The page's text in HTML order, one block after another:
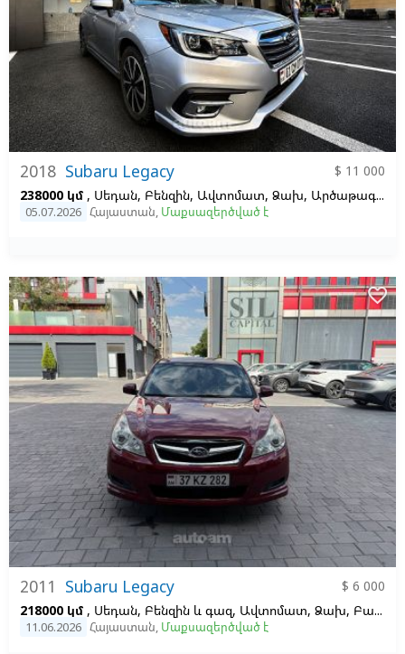
2018 Subaru Legacy
$ 11 000
238000 կմ , Սեդան, Բենզին, Ավտոմատ, Ձախ, Արծաթագույն,
05.07.2026 Հայաստան, Մաքսազերծված է
2011 Subaru Legacy
$ 6 000
218000 կմ , Սեդան, Բենզին և գազ, Ավտոմատ, Ձախ, Բալագույն
11.06.2026 Հայաստան, Մաքսազերծված է
favorite_border